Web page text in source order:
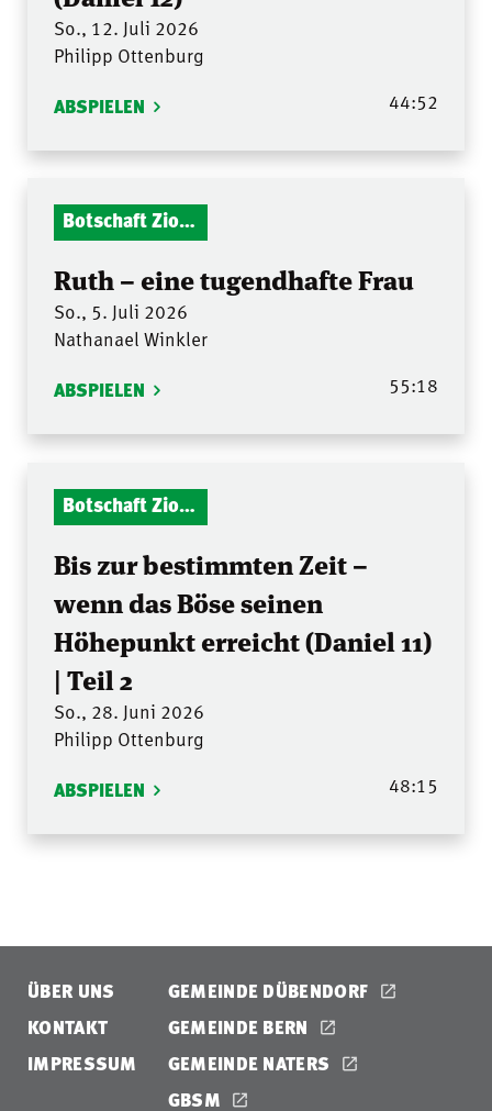
So., 12. Juli 2026
Philipp Ottenburg
ABSPIELEN 44:52
Botschaft Zionshalle
Ruth – eine tugendhafte Frau
So., 5. Juli 2026
Nathanael Winkler
ABSPIELEN 55:18
Botschaft Zionshalle
Bis zur bestimmten Zeit –
wenn das Böse seinen
Höhepunkt erreicht (Daniel 11)
| Teil 2
So., 28. Juni 2026
Philipp Ottenburg
ABSPIELEN 48:15
ÜBER UNS
KONTAKT
IMPRESSUM
GEMEINDE DÜBENDORF
GEMEINDE BERN
GEMEINDE NATERS
GBSM